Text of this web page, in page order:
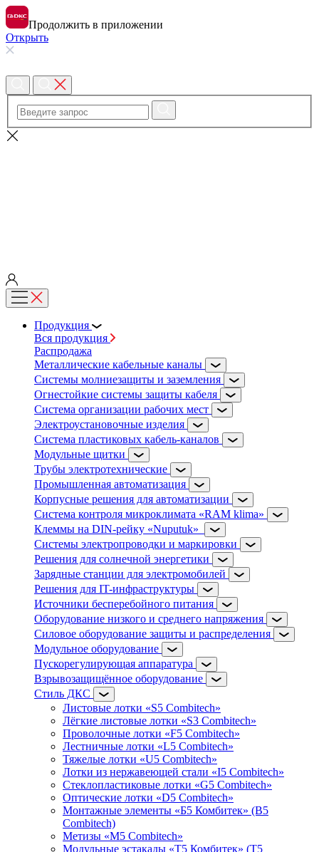
Продолжить в приложении
Открыть
Продукция
Вся продукция
Распродажа
Металлические кабельные каналы
Системы молниезащиты и заземления
Огнестойкие системы защиты кабеля
Система организации рабочих мест
Электроустановочные изделия
Система пластиковых кабель-каналов
Модульные щитки
Трубы электротехнические
Промышленная автоматизация
Корпусные решения для автоматизации
Система контроля микроклимата «RAM klima»
Клеммы на DIN-рейку «Nuputuk»
Системы электропроводки и маркировки
Решения для солнечной энергетики
Зарядные станции для электромобилей
Решения для IT-инфраструктуры
Источники бесперебойного питания
Оборудование низкого и среднего напряжения
Силовое оборудование защиты и распределения
Модульное оборудование
Пускорегулирующая аппаратура
Взрывозащищённое оборудование
Стиль ДКС
Листовые лотки «S5 Combitech»
Лёгкие листовые лотки «S3 Combitech»
Проволочные лотки «F5 Combitech»
Лестничные лотки «L5 Combitech»
Тяжелые лотки «U5 Combitech»
Лотки из нержавеющей стали «I5 Combitech»
Стеклопластиковые лотки «G5 Combitech»
Оптические лотки «D5 Combitech»
Монтажные элементы «Б5 Комбитек» (B5
Combitech)
Метизы «M5 Combitech»
Модульные эстакады «Т5 Комбитек» (T5